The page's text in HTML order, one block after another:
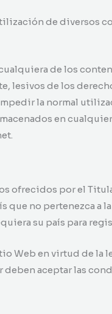
de diversos
de los
lesivos de los
la normal
en
ofrecidos por el
no pertenezca a
su país para
Web en virtud de la
aceptar las